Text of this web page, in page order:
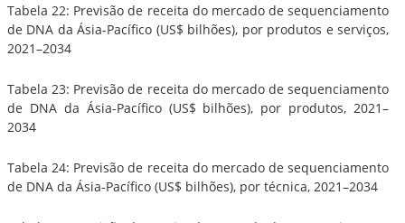
Tabela 22: Previsão de receita do mercado de sequenciamento
de DNA da Ásia-Pacífico (US$ bilhões), por produtos e serviços,
2021–2034
Tabela 23: Previsão de receita do mercado de sequenciamento
de DNA da Ásia-Pacífico (US$ bilhões), por produtos, 2021–
2034
Tabela 24: Previsão de receita do mercado de sequenciamento
de DNA da Ásia-Pacífico (US$ bilhões), por técnica, 2021–2034